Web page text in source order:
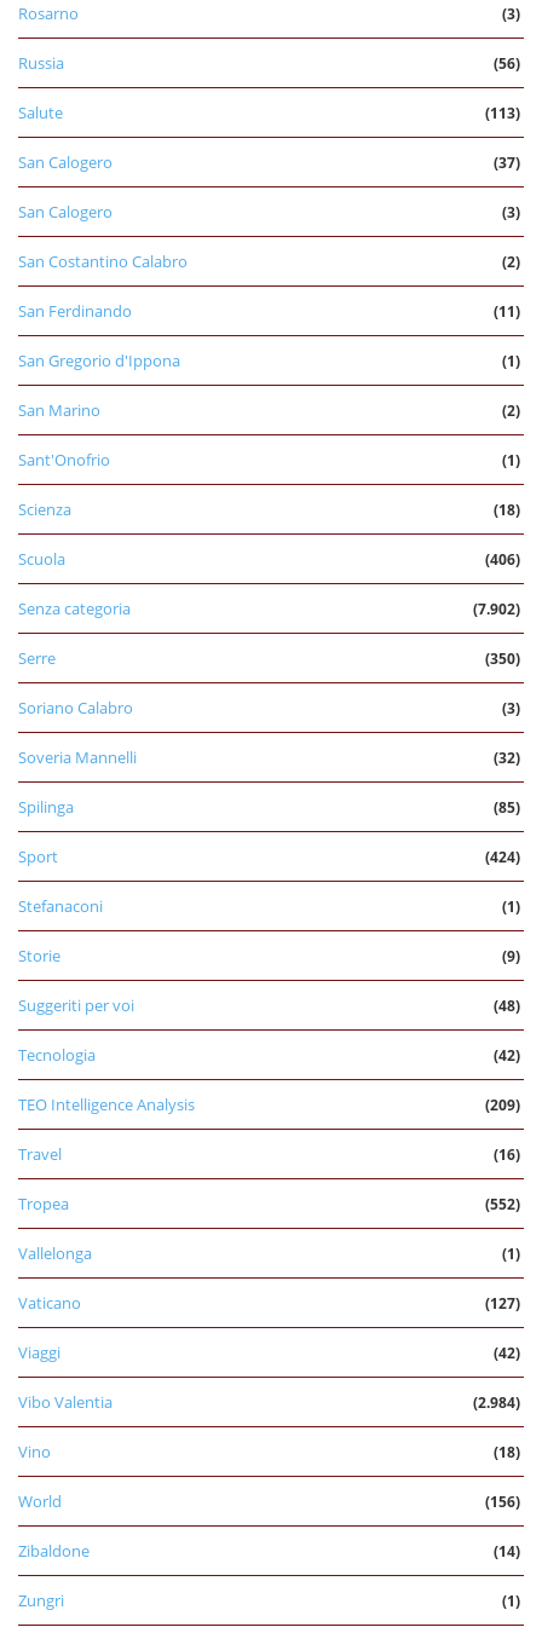
Rosarno (3)
Russia (56)
Salute (113)
San Calogero (37)
San Calogero (3)
San Costantino Calabro (2)
San Ferdinando (11)
San Gregorio d'Ippona (1)
San Marino (2)
Sant'Onofrio (1)
Scienza (18)
Scuola (406)
Senza categoria (7.902)
Serre (350)
Soriano Calabro (3)
Soveria Mannelli (32)
Spilinga (85)
Sport (424)
Stefanaconi (1)
Storie (9)
Suggeriti per voi (48)
Tecnologia (42)
TEO Intelligence Analysis (209)
Travel (16)
Tropea (552)
Vallelonga (1)
Vaticano (127)
Viaggi (42)
Vibo Valentia (2.984)
Vino (18)
World (156)
Zibaldone (14)
Zungri (1)